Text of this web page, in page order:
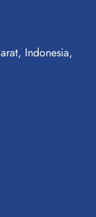
Indonesia,